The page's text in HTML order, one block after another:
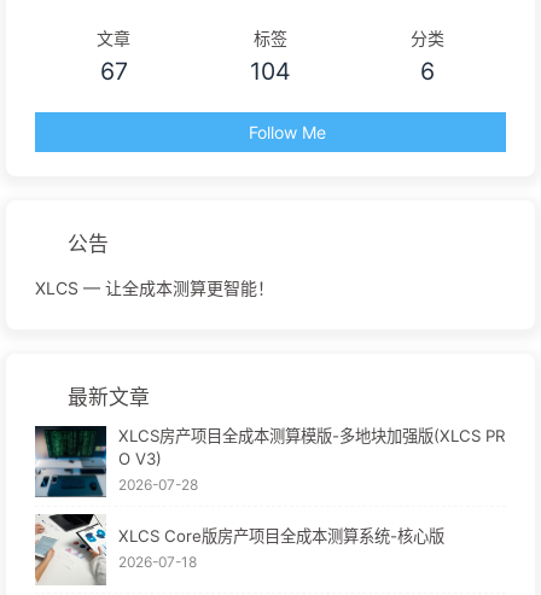
文章
67
标签
104
分类
6
Follow Me
公告
XLCS — 让全成本测算更智能！
最新文章
XLCS房产项目全成本测算模版-多地块加强版(XLCS PR
O V3)
2026-07-28
XLCS Core版房产项目全成本测算系统-核心版
2026-07-18